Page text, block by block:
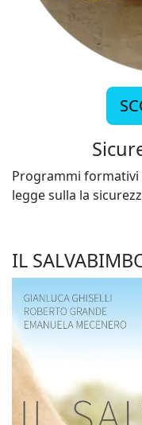
Programmi formativi
legge sulla la
IL